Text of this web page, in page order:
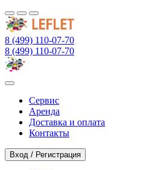
8 (499) 110-07-70
8 (499) 110-07-70
Сервис
Аренда
Доставка и оплата
Контакты
Вход / Регистрация